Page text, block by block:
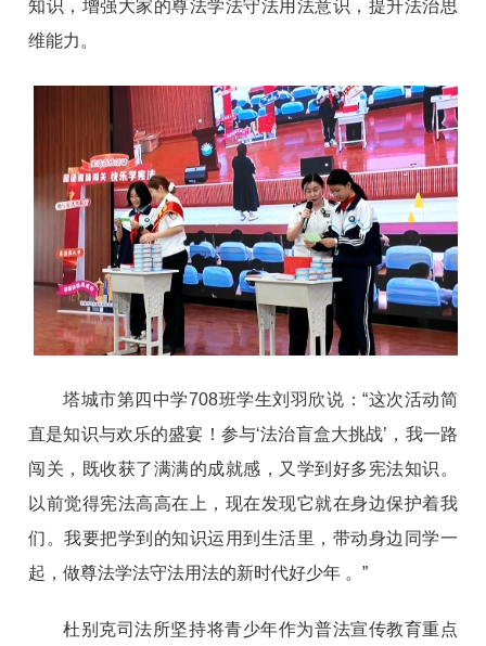
知识，增强大家的尊法学法守法用法意识，提升法治思
维能力。
塔城市第四中学708班学生刘羽欣说：“这次活动简
直是知识与欢乐的盛宴！参与‘法治盲盒大挑战’，我一路
闯关，既收获了满满的成就感，又学到好多宪法知识。
以前觉得宪法高高在上，现在发现它就在身边保护着我
们。我要把学到的知识运用到生活里，带动身边同学一
起，做尊法学法守法用法的新时代好少年 。”
杜别克司法所坚持将青少年作为普法宣传教育重点